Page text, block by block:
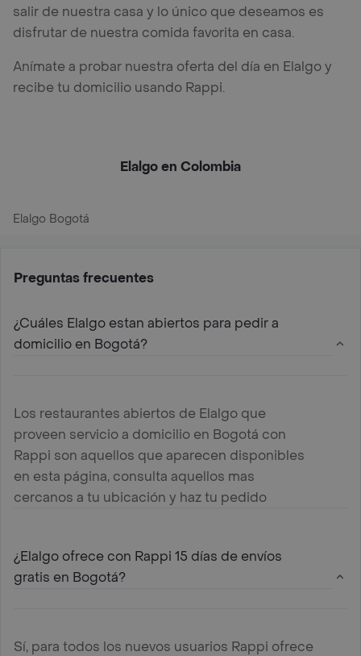
salir de nuestra casa y lo único que deseamos es
disfrutar de nuestra comida favorita en casa.
Anímate a probar nuestra oferta del día en Elalgo y
recibe tu domicilio usando Rappi.
Elalgo en Colombia
Elalgo Bogotá
Preguntas frecuentes
¿Cuáles Elalgo estan abiertos para pedir a
domicilio en Bogotá?
Los restaurantes abiertos de Elalgo que
proveen servicio a domicilio en Bogotá con
Rappi son aquellos que aparecen disponibles
en esta página, consulta aquellos mas
cercanos a tu ubicación y haz tu pedido
¿Elalgo ofrece con Rappi 15 días de envíos
gratis en Bogotá?
Sí, para todos los nuevos usuarios Rappi ofrece